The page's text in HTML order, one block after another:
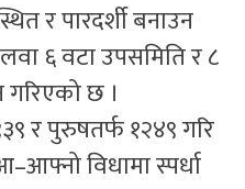
र पारदर्शी बनाउन
६ वटा उपसमिति र ८
गरिएको छ ।
र पुरुषतर्फ १२४९ गरि
विधामा स्पर्धा